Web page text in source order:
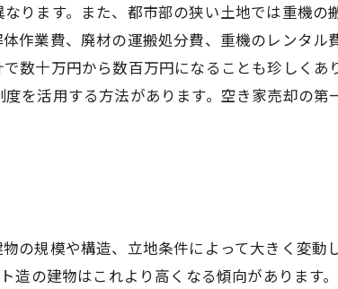
ります。また、都市部の狭い土地では重機の
作業費、廃材の運搬処分費、重機のレンタル
数十万円から数百万円になることも珍しくあ
を活用する方法があります。空き家売却の第
の規模や構造、立地条件によって大きく変動
の建物はこれより高くなる傾向があります